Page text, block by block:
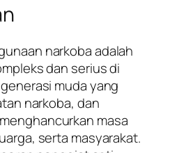
narkoba adalah
dan serius di
muda yang
narkoba, dan
masa
serta masyarakat.